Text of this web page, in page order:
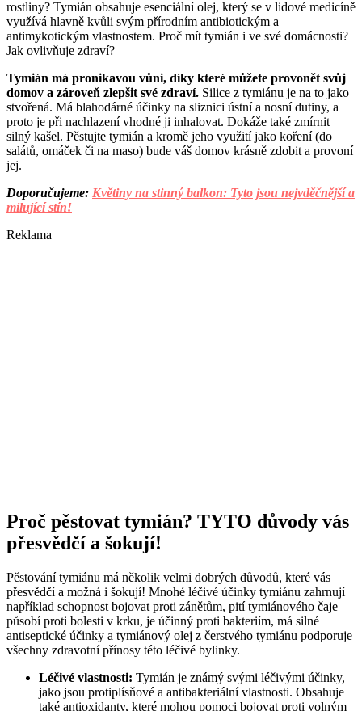
rostliny? Tymián obsahuje esenciální olej, který se v lidové medicíně
využívá hlavně kvůli svým přírodním antibiotickým a
antimykotickým vlastnostem. Proč mít tymián i ve své domácnosti?
Jak ovlivňuje zdraví?
Tymián má pronikavou vůni, díky které můžete provonět svůj
domov a zároveň zlepšit své zdraví. Silice z tymiánu je na to jako
stvořená. Má blahodárné účinky na sliznici ústní a nosní dutiny, a
proto je při nachlazení vhodné ji inhalovat. Dokáže také zmírnit
silný kašel. Pěstujte tymián a kromě jeho využití jako koření (do
salátů, omáček či na maso) bude váš domov krásně zdobit a provoní
jej.
Doporučujeme: Květiny na stinný balkon: Tyto jsou nejvděčnější a
milující stín!
Reklama
Proč pěstovat tymián? TYTO důvody vás
přesvědčí a šokují!
Pěstování tymiánu má několik velmi dobrých důvodů, které vás
přesvědčí a možná i šokují! Mnohé léčivé účinky tymiánu zahrnují
například schopnost bojovat proti zánětům, pití tymiánového čaje
působí proti bolesti v krku, je účinný proti bakteriím, má silné
antiseptické účinky a tymiánový olej z čerstvého tymiánu podporuje
všechny zdravotní přínosy této léčivé bylinky.
Léčivé vlastnosti: Tymián je známý svými léčivými účinky,
jako jsou protiplísňové a antibakteriální vlastnosti. Obsahuje
také antioxidanty, které mohou pomoci bojovat proti volným